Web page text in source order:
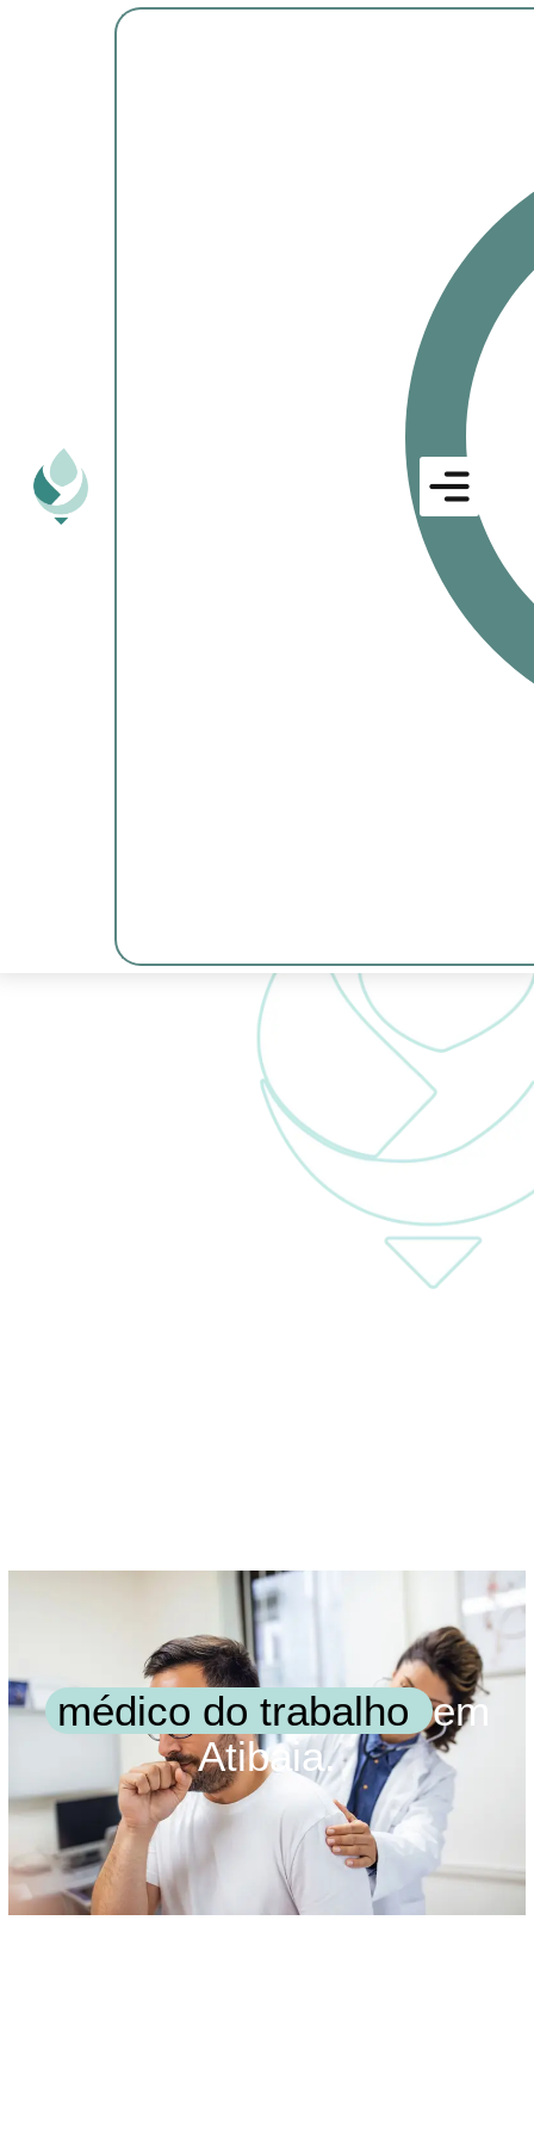
médico do trabalho em
Atibaia.